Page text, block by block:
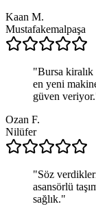
Kaan M.
Mustafakemalpaşa
"Bursa kiralık
en yeni
güven veriyor.
Ozan F.
Nilüfer
"Söz
asansörlü
sağlık."